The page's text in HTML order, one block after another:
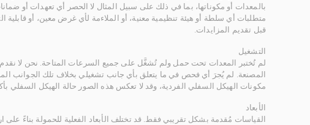
بالمعدات أو مكوناتها، بما في ذلك على سبيل المثال لا الحصر أي تعهدات أو
متطلبات أي سلطة أو هيئة تنظيمية معنية، أو الملاءمة لأي غرض معين، أو
قبل تقديم المزايدات.
التشغيل
لم تُختبر المعدات تحت حمل ولم تُشغَّل على جميع السرعات المتاحة. نحن لا
المصنعة. لم يُجرَ أي فحص في ما يتعلق بأي جانب تشغيلي بخلاف تلك الجوانب
مكونات الهيكل السفلي الفردية، وقد لا تعكس هذه الصور حالة الهيكل السفلي
الأبعاد
القياسات مُقدمة بشكل تقريبي فقط. قد تختلف الأبعاد الفعلية للحمولة بناءً